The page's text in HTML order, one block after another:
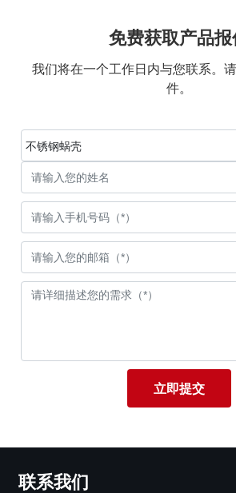
免费获取产品报
我们将在一个工作日内与您联系。
件。
不锈钢蜗壳
立即提交
联系我们